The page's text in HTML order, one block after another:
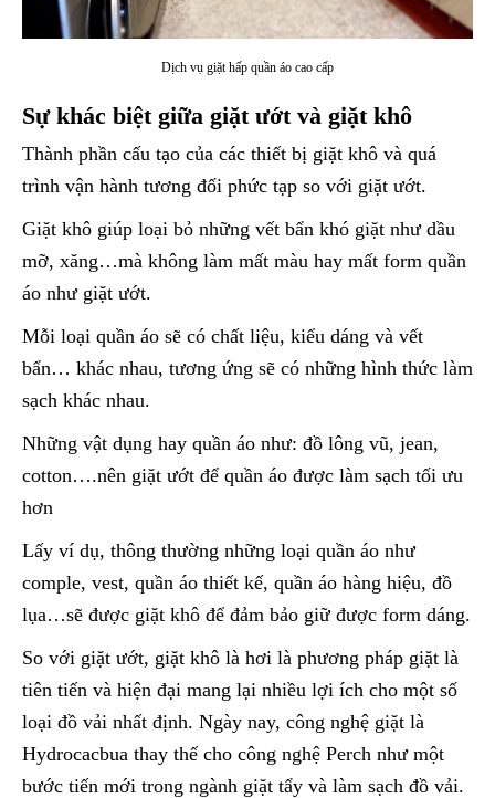
Dịch vụ giặt hấp quần áo cao cấp
Sự khác biệt giữa giặt ướt và giặt khô
Thành phần cấu tạo của các thiết bị giặt khô và quá
trình vận hành tương đối phức tạp so với giặt ướt.
Giặt khô giúp loại bỏ những vết bẩn khó giặt như dầu
mỡ, xăng…mà không làm mất màu hay mất form quần
áo như giặt ướt.
Mỗi loại quần áo sẽ có chất liệu, kiểu dáng và vết
bẩn… khác nhau, tương ứng sẽ có những hình thức làm
sạch khác nhau.
Những vật dụng hay quần áo như: đồ lông vũ, jean,
cotton….nên giặt ướt để quần áo được làm sạch tối ưu
hơn
Lấy ví dụ, thông thường những loại quần áo như
comple, vest, quần áo thiết kế, quần áo hàng hiệu, đồ
lụa…sẽ được giặt khô để đảm bảo giữ được form dáng.
So với giặt ướt, giặt khô là hơi là phương pháp giặt là
tiên tiến và hiện đại mang lại nhiều lợi ích cho một số
loại đồ vải nhất định. Ngày nay, công nghệ giặt là
Hydrocacbua thay thế cho công nghệ Perch như một
bước tiến mới trong ngành giặt tẩy và làm sạch đồ vải.